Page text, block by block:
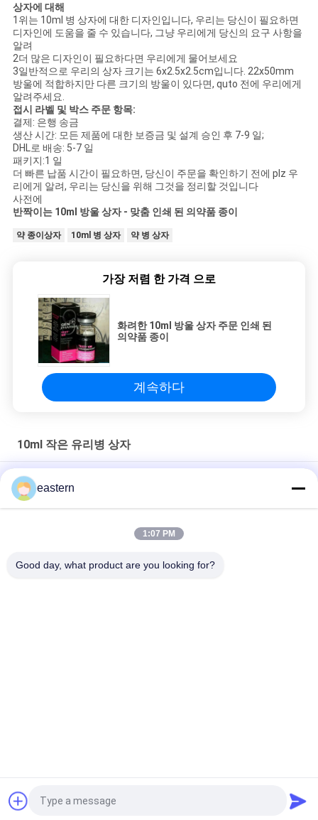
상자에 대해
1위는 10ml 병 상자에 대한 디자인입니다, 우리는 당신이 필요하면
디자인에 도움을 줄 수 있습니다, 그냥 우리에게 당신의 요구 사항을
알려
2더 많은 디자인이 필요하다면 우리에게 물어보세요
3일반적으로 우리의 상자 크기는 6x2.5x2.5cm입니다. 22x50mm
방울에 적합하지만 다른 크기의 방울이 있다면, quto 전에 우리에게
알려주세요.
접시 라벨 및 박스 주문 항목:
결제: 은행 송금
생산 시간: 모든 제품에 대한 보증금 및 설계 승인 후 7-9 일;
DHL로 배송: 5-7 일
패키지:1 일
더 빠른 납품 시간이 필요하면, 당신이 주문을 확인하기 전에 plz 우
리에게 알려, 우리는 당신을 위해 그것을 정리할 것입니다
사전에
반짝이는 10ml 방울 상자 - 맞춤 인쇄 된 의약품 종이
약 종이상자 10ml 병 상자 약 병 상자
가장 저렴 한 가격 으로
화려한 10ml 방울 상자 주문 인쇄 된
의약품 종이
계속하다
10ml 작은 유리병 상자
CMYK/ Pantone 인쇄 약국 종이에 있는 10ml 방울 상자
맞춤형 10ml 방울 상자 스테로이드 데카바이올 포장용 종이 반짝
eastern
1:07 PM
Good day, what product are you looking for?